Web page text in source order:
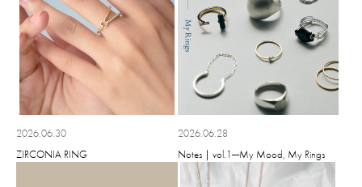
2026.06.30
ZIRCONIA RING
2026.06.28
Notes｜vol.1─My Mood, My Rings